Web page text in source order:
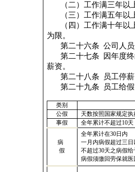
（二）工作满三年
（三）工作满五年
（四）工作满十年
为限。
第二十六条 公司人
第二十七条
因年度
薪资。
第二十八条
员工停
第二十九条
员工给
类别
公假
天数按照国家规定
事假
全年累计不超过10天
病
假
全年累计在30日内
一月内病假超过三
不超过30天之病假给
病假须缴回劳保就医